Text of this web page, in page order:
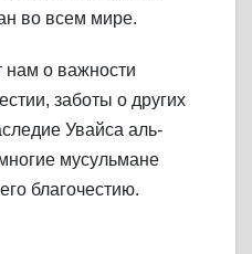
во всем мире.
нам о важности
заботы о других
Увайса аль-
мусульмане
благочестию.